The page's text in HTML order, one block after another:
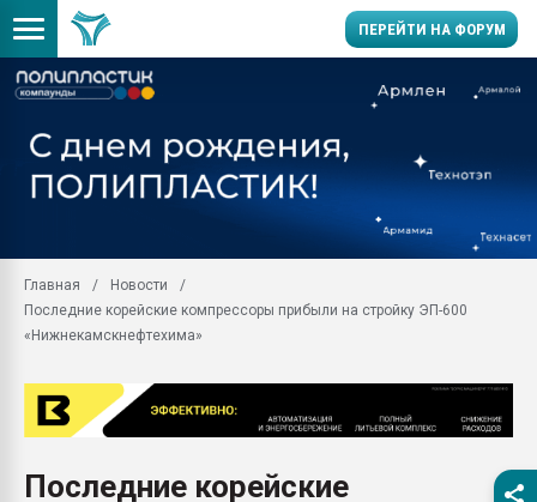
ПЕРЕЙТИ НА ФОРУМ
заводу пластмасс"
28.07.2026
первый план в
28.07.2026
Главная
Новости
Последние корейские компрессоры прибыли на стройку ЭП-600
«Нижнекамскнефтехима»
Последние корейские